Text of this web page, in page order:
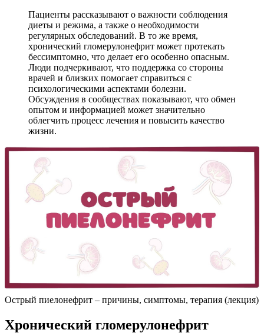
Пациенты рассказывают о важности соблюдения
диеты и режима, а также о необходимости
регулярных обследований. В то же время,
хронический гломерулонефрит может протекать
бессимптомно, что делает его особенно опасным.
Люди подчеркивают, что поддержка со стороны
врачей и близких помогает справиться с
психологическими аспектами болезни.
Обсуждения в сообществах показывают, что обмен
опытом и информацией может значительно
облегчить процесс лечения и повысить качество
жизни.
Острый пиелонефрит – причины, симптомы, терапия (лекция)
Хронический гломерулонефрит